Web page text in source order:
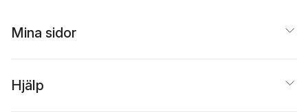
Mina sidor
Hjälp